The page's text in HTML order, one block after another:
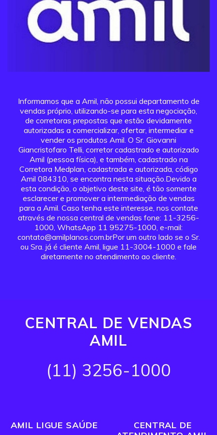
Informamos que a Amil, não possui departamento de
vendas próprio, utilizando-se para esta negociação,
de corretoras prepostas que estão devidamente
autorizadas a comercializar, ofertar, intermediar e
vender os produtos Amil. O Sr. Giovanni
Giancristofaro Telli, corretor cadastrado e autorizado
Amil (pessoa física), e também, cadastrado na
Corretora Medplan, cadastrada e autorizada, código
Amil 084310, se encontra nesta situação.Devido a
esta condição, o objetivo deste site, é tão somente
esclarecer e promover a intermediação de vendas
para a Amil. Caso tenha este interesse, nos contate
através de nossa central de vendas fone: 11-3256-
1000, WhatsApp 11 95275-1000, e-mail:
contato@amilplanos.com.brPor um outro lado se o Sr.
ou Sra. já é cliente Amil, ligue 11-3004-1000 e fale
diretamente no atendimento ao cliente.
CENTRAL DE VENDAS
AMIL
(11) 3256-1000
AMIL LIGUE SAÚDE
CENTRAL DE